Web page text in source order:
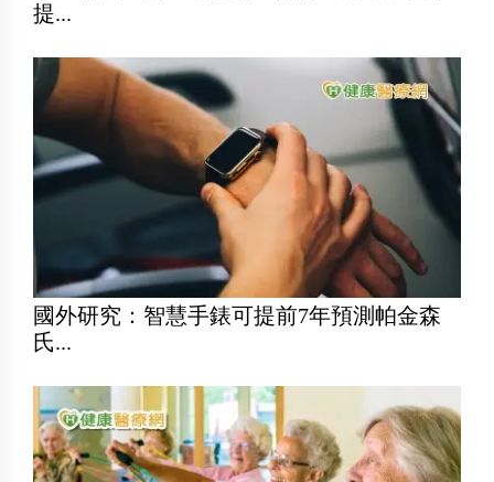
提...
國外研究：智慧手錶可提前7年預測帕金森
氏...